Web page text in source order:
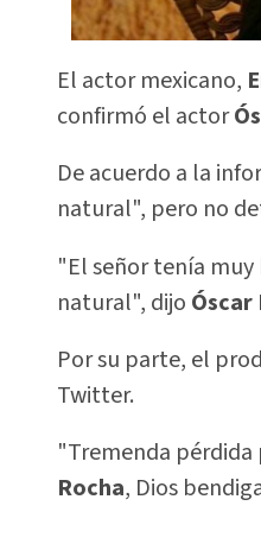
El actor mexicano,
confirmó el actor
De acuerdo a la
natural", pero no
"El señor tenía
natural", dijo Óscar
Por su parte, el
Twitter.
"Tremenda
Rocha, Dios